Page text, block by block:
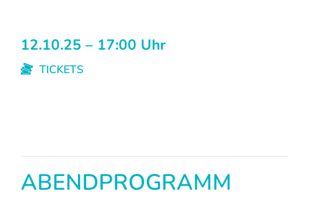
12.10.25 – 17:00 Uhr
TICKETS
ABENDPROGRAMM